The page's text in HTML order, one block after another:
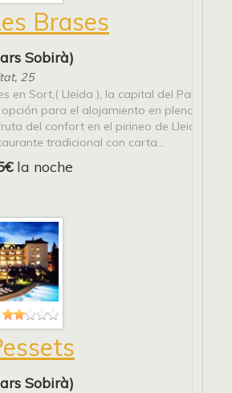
Brases
Sobirà)
25
en Sort,( Lleida ), la capital del Pallars
para el alojamiento en plena
del confort en el pirineo de Lleida.
tradicional con carta...
la noche
Sobirà)